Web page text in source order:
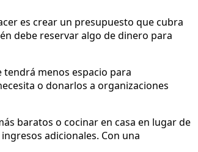
es crear un presupuesto que cubra
debe reservar algo de dinero para
menos espacio para
o donarlos a organizaciones
baratos o cocinar en casa en lugar de
adicionales. Con una